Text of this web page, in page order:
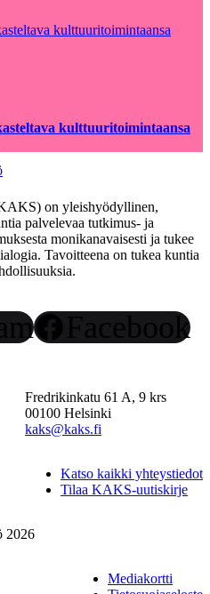
kulttuuritoimintaansa
on yleishyödyllinen,
palvelevaa tutkimus- ja
monikanavaisesti ja tukee
Tavoitteena on tukea kuntia
Facebook
Fredrikinkatu 61 A, 9 krs
00100 Helsinki
kaks@kaks.fi
Katso kaikki yhteystiedot
Tilaa KAKS-uutiskirje
2026
Mediakortti